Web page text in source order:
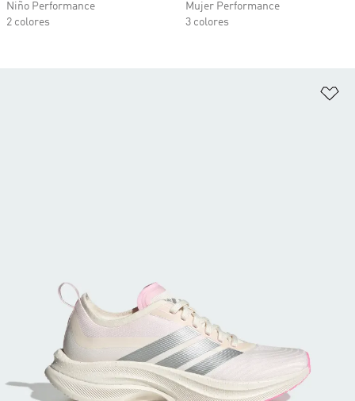
Niño Performance
2 colores
Mujer Performance
3 colores